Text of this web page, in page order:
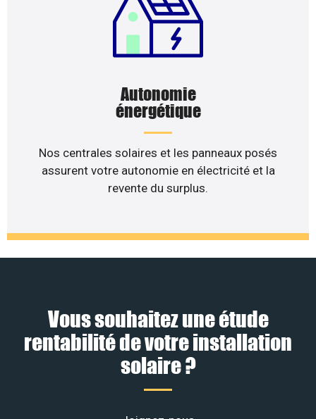
Autonomie
énergétique
Nos centrales solaires et les panneaux posés
assurent votre autonomie en électricité et la
revente du surplus.
Vous souhaitez une étude
rentabilité de votre installation
solaire ?